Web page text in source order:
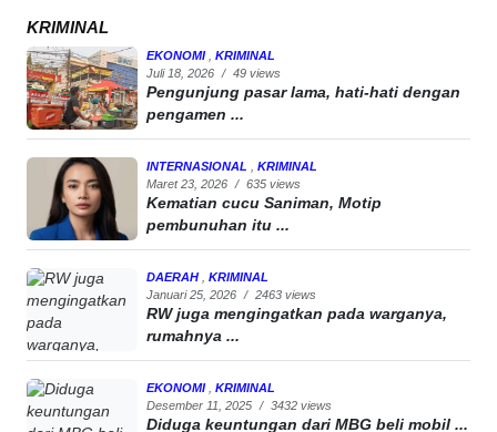
KRIMINAL
EKONOMI
KRIMINAL
Juli 18, 2026 / 49 views
Pengunjung pasar lama, hati-hati dengan
pengamen ...
INTERNASIONAL
KRIMINAL
Maret 23, 2026 / 635 views
Kematian cucu Saniman, Motip
pembunuhan itu ...
DAERAH
KRIMINAL
Januari 25, 2026 / 2463 views
RW juga mengingatkan pada warganya,
rumahnya ...
EKONOMI
KRIMINAL
Desember 11, 2025 / 3432 views
Diduga keuntungan dari MBG beli mobil ...